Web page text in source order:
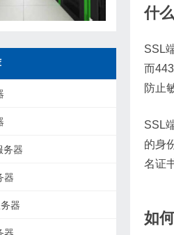
什
SSL
而
防止
SSL
的身
名证
如
务器
器
器